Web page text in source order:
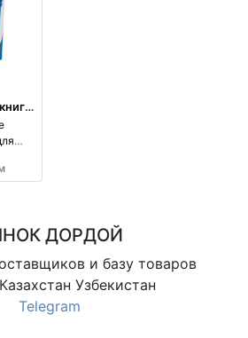
ДОРДОЙ
и базу товаров
Узбекистан
Telegram